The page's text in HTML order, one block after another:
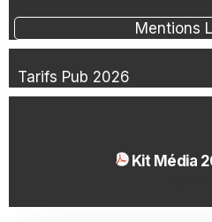
Mentions
Tarifs Pub 2026
Kit Média